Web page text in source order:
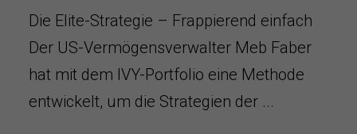
Die Elite-Strategie – Frappierend einfach
Der US-Vermögensverwalter Meb Faber
hat mit dem IVY-Portfolio eine Methode
entwickelt, um die Strategien der ...